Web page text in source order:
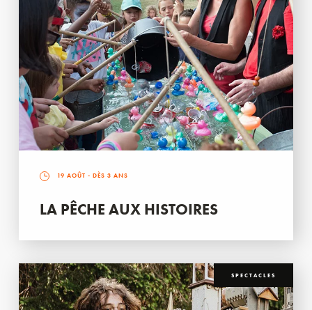
19 AOÛT - DÈS 3 ANS
LA PÊCHE AUX HISTOIRES
SPECTACLES